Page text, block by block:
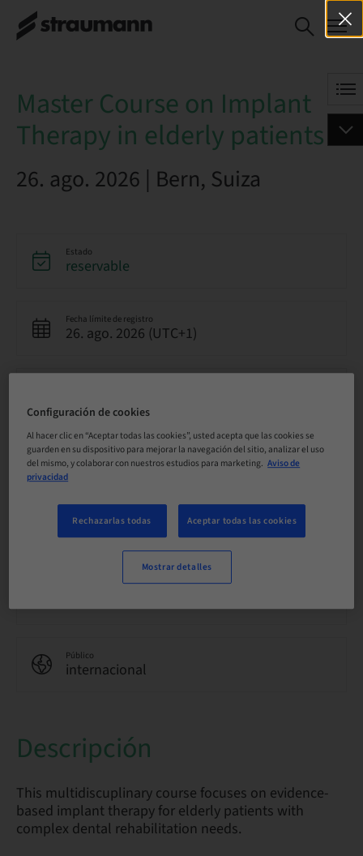
Master Course on
Implant Therapy in
RESERVAR AHORA
Master Course on Implant
Therapy in elderly patients
26. ago. 2026 | Bern, Suiza
Estado
reservable
Fecha límite de registro
26. ago. 2026 (UTC+1)
Idioma
Inglés
Puntos
0.00 Puntos
Público
internacional
Descripción
This multidiscuplinary course focuses on evidence-
based implant therapy for elderly patients with
complex dental rehabilitation needs.
Configuración de cookies
Al hacer clic en “Aceptar todas las cookies”, usted acepta que las cookies se
guarden en su dispositivo para mejorar la navegación del sitio, analizar el uso
del mismo, y colaborar con nuestros estudios para marketing. Aviso de
privacidad
Rechazarlas todas Aceptar todas las cookies
Mostrar detalles